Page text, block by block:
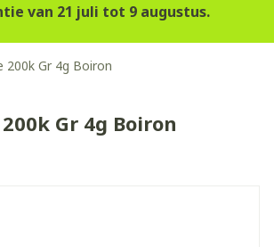
van 21 juli tot 9 augustus.
200k Gr 4g Boiron
Gr 4g Boiron